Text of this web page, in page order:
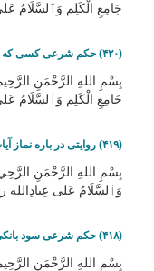
جَامِعِ الْكَلِم وَٱلسَّلَامُ عَلی
بِسْمِ اللهِ الرَّحْمَنِ الرَّحِيم
جَامِعِ الْكَلِم وَٱلسَّلَامُ
بِسْمِ اللهِ الرَّحْمَنِ الرَّحِي
وَٱلسَّلَامُ عَلی عِبادِالله
بِسْمِ اللهِ الرَّحْمَنِ